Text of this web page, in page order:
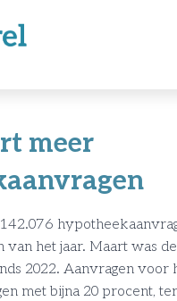
meer
van het jaar. Maart was
2022. Aanvragen voor
met bijna 20 procent,